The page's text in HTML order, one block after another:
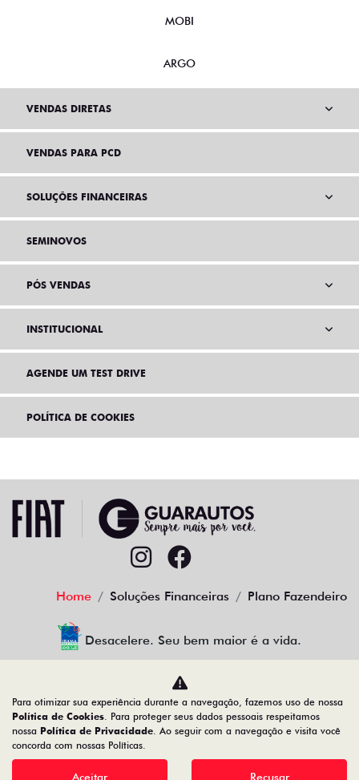
MOBI
ARGO
VENDAS DIRETAS
VENDAS PARA PCD
SOLUÇÕES FINANCEIRAS
SEMINOVOS
PÓS VENDAS
INSTITUCIONAL
AGENDE UM TEST DRIVE
POLÍTICA DE COOKIES
Home Soluções Financeiras Plano Fazendeiro
Desacelere. Seu bem maior é a vida.
Guarautos Veículos e Peças Ltda
05.358.767/0001-00
Para otimizar sua experiência durante a navegação, fazemos uso de nossa
Política de Cookies. Para proteger seus dados pessoais respeitamos
nossa Política de Privacidade. Ao seguir com a navegação e visita você
concorda com nossas Políticas.
Aceitar Recusar